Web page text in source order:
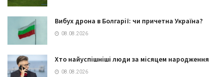
Вибух дрона в Болгарії: чи причетна Україна?
08.08.2026
Хто найуспішніші люди за місяцем народження
08.08.2026